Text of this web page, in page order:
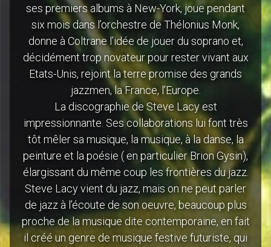
ses premiers albums à New-York, joue pendant
six mois dans l’orchestre de Thélonius Monk,
donne à Coltrane l’idée de jouer du soprano et,
décidément trop novateur pour rester vivant aux
Etats-Unis, rejoint la terre promise des grands
jazzmen, la France, l’Europe.
La discographie de Steve Lacy est
impressionnante. Ses collaborations lui font très
tôt mêler sa musique, la musique, à la danse, la
peinture et la poésie ( en particulier Brion Gysin),
élargissant du même coup les frontières du jazz.
Steve Lacy vient du jazz, mais on ne peut parler
de jazz à l’écoute de son oeuvre, beaucoup plus
proche de la musique dite contemporaine, en fait
il créé un genre de musique festive futuriste, qui